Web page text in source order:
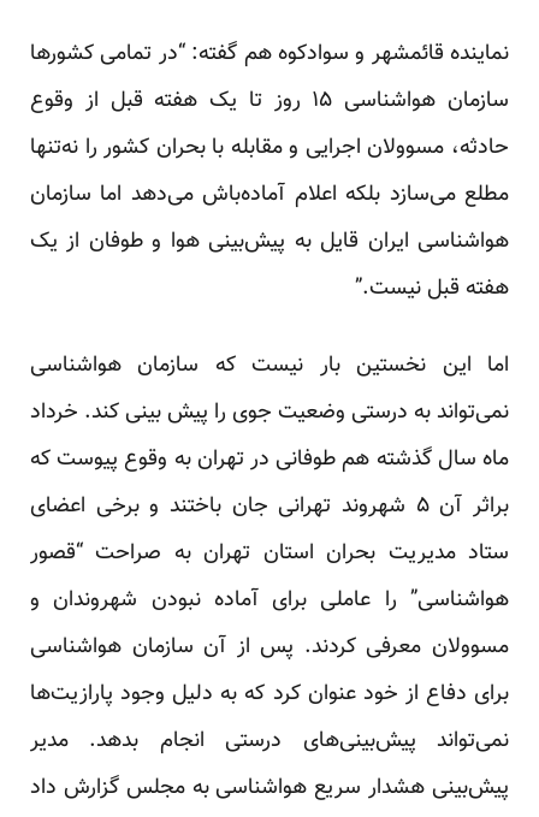
نماینده قائمشهر و سوادکوه هم گفته: “در تمامی کشورها
سازمان هواشناسی ۱۵ روز تا یک هفته قبل از وقوع
حادثه، مسوولان اجرایی و مقابله با بحران کشور را نه‌تنها
مطلع می‌سازد بلکه اعلام آماده‌باش می‌دهد اما سازمان
هواشناسی ایران قایل به پیش‌بینی هوا و طوفان از یک
هفته قبل نیست.”
اما این نخستین بار نیست که سازمان هواشناسی
نمی‌تواند به درستی وضعیت جوی را پیش بینی کند. خرداد
ماه سال گذشته هم طوفانی در تهران به وقوع پیوست که
براثر آن ۵ شهروند تهرانی جان باختند و برخی اعضای
ستاد مدیریت بحران استان تهران به صراحت “قصور
هواشناسی” را عاملی برای آماده نبودن شهروندان و
مسوولان معرفی کردند. پس از آن سازمان هواشناسی
برای دفاع از خود عنوان کرد که به دلیل وجود پارازیت‌ها
نمی‌تواند پیش‌بینی‌های درستی انجام بدهد. مدیر
پیش‌بینی هشدار سریع هواشناسی به مجلس گزارش داد